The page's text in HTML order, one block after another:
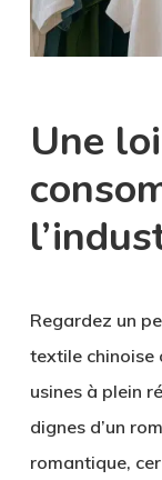
Une
Regardez un
textile chinoise
usines à plein
dignes d’un
romantique,